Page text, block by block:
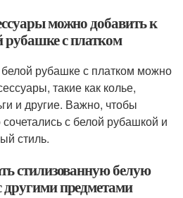
можно добавить к
рубашке с платком
рубашке с платком можно
такие как колье,
и другие. Важно, чтобы
с белой рубашкой и
стиль.
стилизованную белую
предметами